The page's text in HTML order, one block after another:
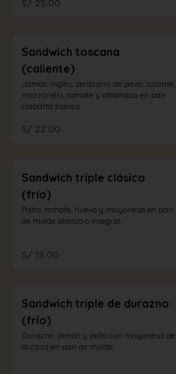
S/ 25.00
Sandwich toscana
(caliente)
Jamón inglés, pastrami de pavo, salame,
mozzarella, tomate y albahaca en pan
ciabatta blanco
S/ 22.00
Sandwich triple clásico
(frío)
Palta, tomate, huevo y mayonesa en pan
de molde blanco o integral.
S/ 15.00
Sandwich triple de durazno
(frío)
Durazno, jamón y pollo con mayonesa de
la casa en pan de molde